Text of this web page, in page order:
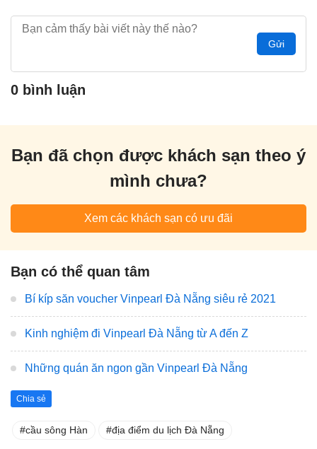
Gửi
0 bình luận
Bạn đã chọn được khách sạn theo ý
mình chưa?
Xem các khách sạn có ưu đãi
Bạn có thể quan tâm
Bí kíp săn voucher Vinpearl Đà Nẵng siêu rẻ 2021
Kinh nghiệm đi Vinpearl Đà Nẵng từ A đến Z
Những quán ăn ngon gần Vinpearl Đà Nẵng
Chia sẻ
cầu sông Hàn địa điểm du lịch Đà Nẵng